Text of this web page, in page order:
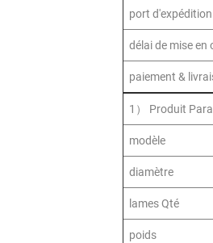
port d'expédition
délai de mise
paiement &
1） Produit
modèle
diamètre
lames Qté
poids